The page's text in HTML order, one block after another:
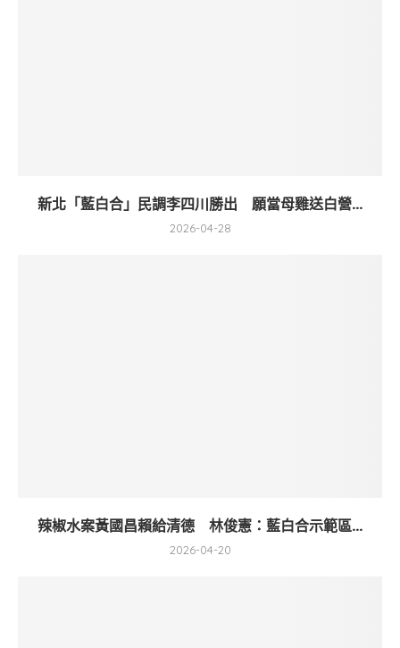
新北「藍白合」民調李四川勝出 願當母雞送白營...
2026-04-28
辣椒水案黃國昌賴給清德 林俊憲：藍白合示範區...
2026-04-20